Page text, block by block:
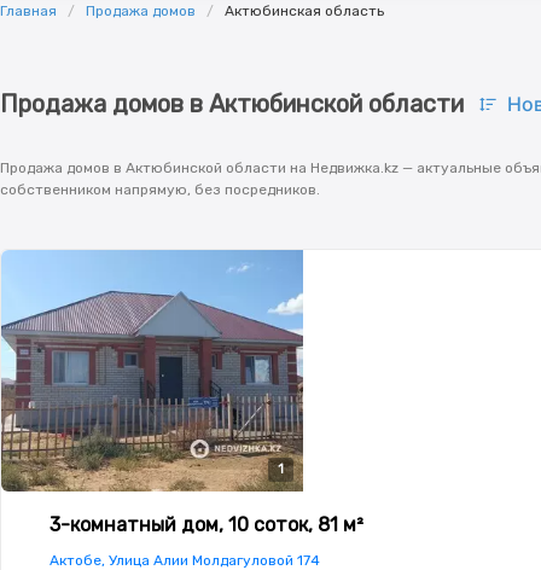
Главная Продажа домов Актюбинская область
Продажа домов в Актюбинской области
Продажа домов в Актюбинской области на Недвижка.kz — актуальные
собственником напрямую, без посредников.
1
3-комнатный дом, 10 соток, 81 м²
Актобе, Улица Алии Молдагуловой 174